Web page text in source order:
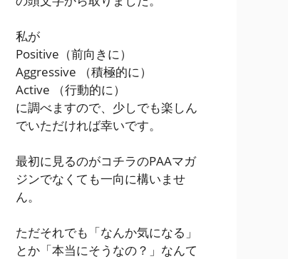
私が
Positive （前向きに）
Aggressive
（積極的に）
Active
（行動的に）
に調べますので、少しでも楽しん
でいただければ幸いです。
最初に見るのがコチラのPAAマガ
ジンでなくても一向に構いませ
ん。
ただそれでも「なんか気になる」
とか「本当にそうなの？」なんて